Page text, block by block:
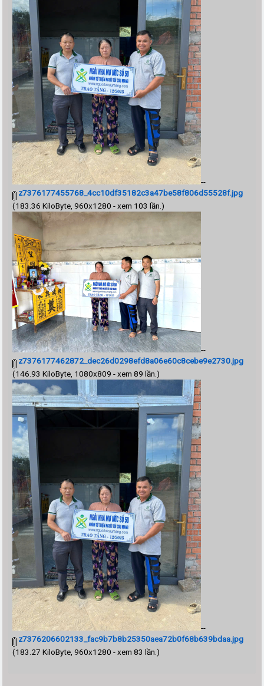
--
z7376177455768_4cc10df35182c3a47be58f806d55528f.jpg
(183.36 KiloByte, 960x1280 - xem 103 lần.)
--
z7376177462872_dec26d0298efd8a06e60c8cebe9e2730.jpg
(146.93 KiloByte, 1080x809 - xem 89 lần.)
--
z7376206602133_fac9b7b8b25350aea72b0f68b639bdaa.jpg
(183.27 KiloByte, 960x1280 - xem 83 lần.)